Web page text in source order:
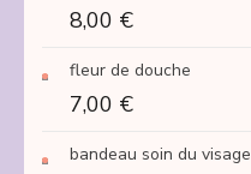
8,00 €
fleur de douche
7,00 €
bandeau soin du visage